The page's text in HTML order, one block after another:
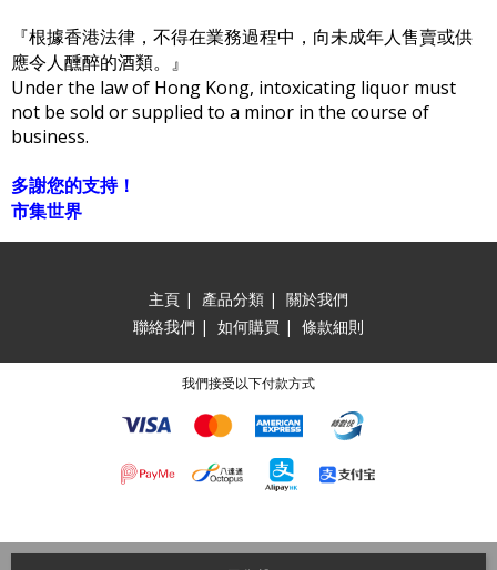
『根據香港法律，不得在業務過程中，向未成年人售賣或供
應令人醺醉的酒類。』
Under the law of Hong Kong, intoxicating liquor must
not be sold or supplied to a minor in the course of
business.
多謝您的支持！
市集世界
主頁 | 產品分類 | 關於我們
聯絡我們 | 如何購買 | 條款細則
我們接受以下付款方式